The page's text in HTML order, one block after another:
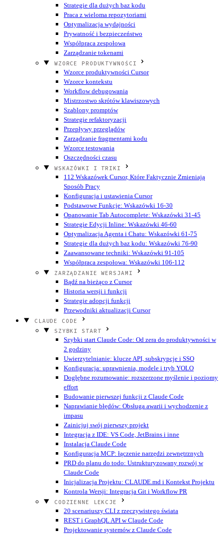
Strategie dla dużych baz kodu
Praca z wieloma repozytoriami
Optymalizacja wydajności
Prywatność i bezpieczeństwo
Współpraca zespołowa
Zarządzanie tokenami
WZORCE PRODUKTYWNOŚCI
Wzorce produktywności Cursor
Wzorce kontekstu
Workflow debugowania
Mistrzostwo skrótów klawiszowych
Szablony promptów
Strategie refaktoryzacji
Przepływy przeglądów
Zarządzanie fragmentami kodu
Wzorce testowania
Oszczędności czasu
WSKAZÓWKI I TRIKI
112 Wskazówek Cursor, Które Faktycznie Zmieniają
Sposób Pracy
Konfiguracja i ustawienia Cursor
Podstawowe Funkcje: Wskazówki 16-30
Opanowanie Tab Autocomplete: Wskazówki 31-45
Strategie Edycji Inline: Wskazówki 46-60
Optymalizacja Agenta i Chatu: Wskazówki 61-75
Strategie dla dużych baz kodu: Wskazówki 76-90
Zaawansowane techniki: Wskazówki 91-105
Współpraca zespołowa: Wskazówki 106-112
ZARZĄDZANIE WERSJAMI
Bądź na bieżąco z Cursor
Historia wersji i funkcji
Strategie adopcji funkcji
Przewodniki aktualizacji Cursor
CLAUDE CODE
SZYBKI START
Szybki start Claude Code: Od zera do produktywności w
2 godziny
Uwierzytelnianie: klucze API, subskrypcje i SSO
Konfiguracja: uprawnienia, modele i tryb YOLO
Dogłębne rozumowanie: rozszerzone myślenie i poziomy
effort
Budowanie pierwszej funkcji z Claude Code
Naprawianie błędów: Obsługa awarii i wychodzenie z
impasu
Zainicjuj swój pierwszy projekt
Integracja z IDE: VS Code, JetBrains i inne
Instalacja Claude Code
Konfiguracja MCP: łączenie narzędzi zewnętrznych
PRD do planu do todo: Ustrukturyzowany rozwój w
Claude Code
Inicjalizacja Projektu: CLAUDE.md i Kontekst Projektu
Kontrola Wersji: Integracja Git i Workflow PR
CODZIENNE LEKCJE
20 scenariuszy CLI z rzeczywistego świata
REST i GraphQL API w Claude Code
Projektowanie systemów z Claude Code